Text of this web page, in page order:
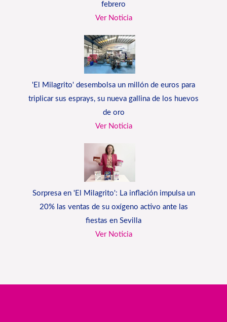
febrero
Ver Noticia
'El Milagrito' desembolsa un millón de euros para
triplicar sus esprays, su nueva gallina de los huevos
de oro
Ver Noticia
Sorpresa en 'El Milagrito': La inflación impulsa un
20% las ventas de su oxígeno activo ante las
fiestas en Sevilla
Ver Noticia